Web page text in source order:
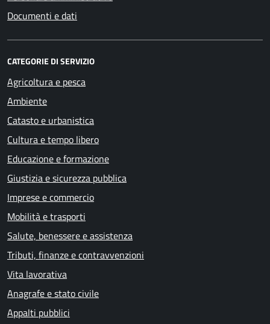
Documenti e dati
CATEGORIE DI SERVIZIO
Agricoltura e pesca
Ambiente
Catasto e urbanistica
Cultura e tempo libero
Educazione e formazione
Giustizia e sicurezza pubblica
Imprese e commercio
Mobilità e trasporti
Salute, benessere e assistenza
Tributi, finanze e contravvenzioni
Vita lavorativa
Anagrafe e stato civile
Appalti pubblici